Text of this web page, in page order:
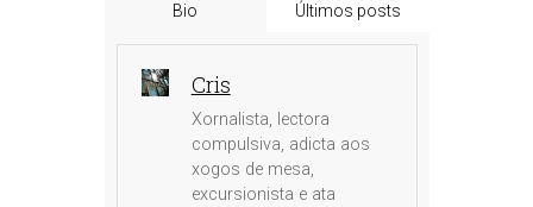
Bio Últimos posts
Cris
Xornalista, lectora
compulsiva, adicta aos
xogos de mesa,
excursionista e ata